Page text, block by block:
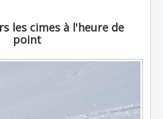
les cimes à l'heure de
point